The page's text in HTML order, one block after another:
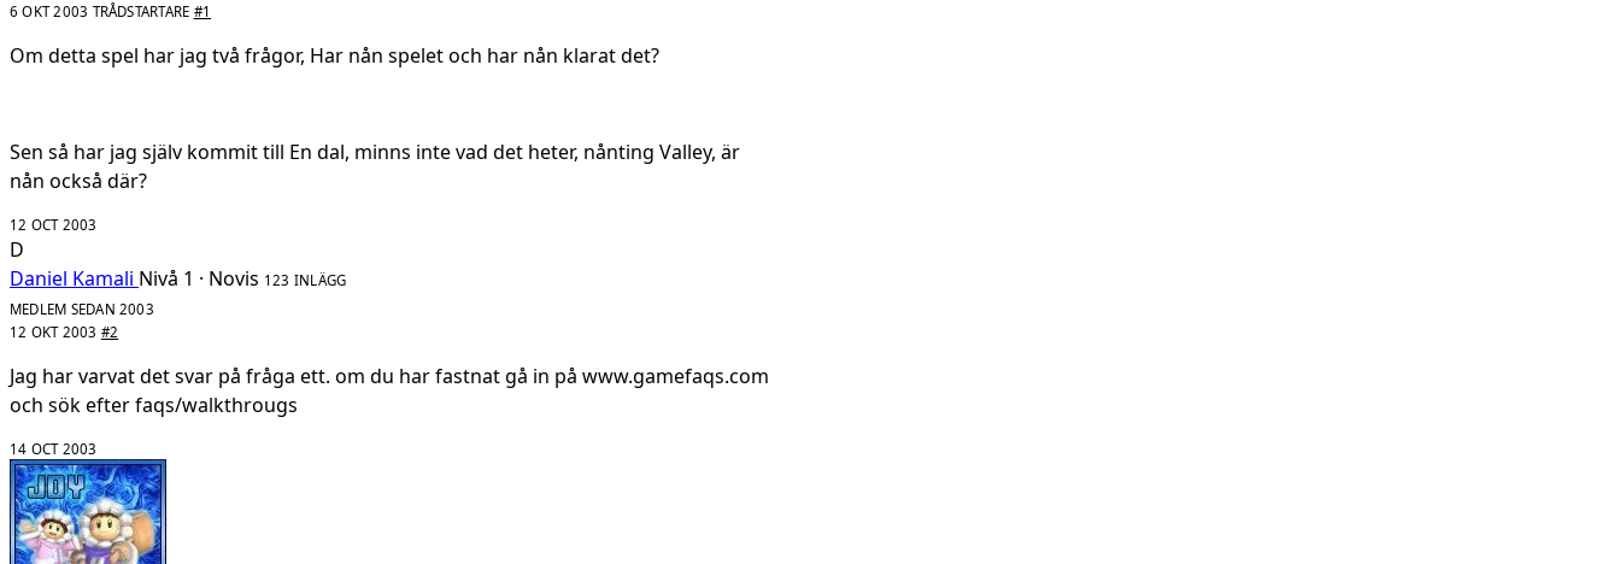
6 OKT 2003 TRÅDSTARTARE #1
Om detta spel har jag två frågor, Har nån spelet och har nån klarat det?
Sen så har jag själv kommit till En dal, minns inte vad det heter, nånting Valley, är
nån också där?
12 OCT 2003
D
Daniel Kamali Nivå 1 · Novis 123 INLÄGG
MEDLEM SEDAN 2003
12 OKT 2003 #2
Jag har varvat det svar på fråga ett. om du har fastnat gå in på www.gamefaqs.com
och sök efter faqs/walkthrougs
14 OCT 2003